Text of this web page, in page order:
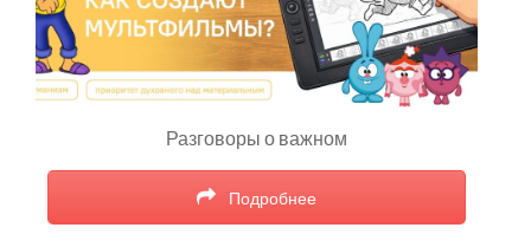
Разговоры о важном
Подробнее